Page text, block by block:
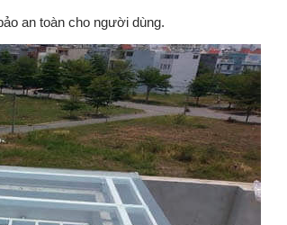
an toàn cho người dùng.